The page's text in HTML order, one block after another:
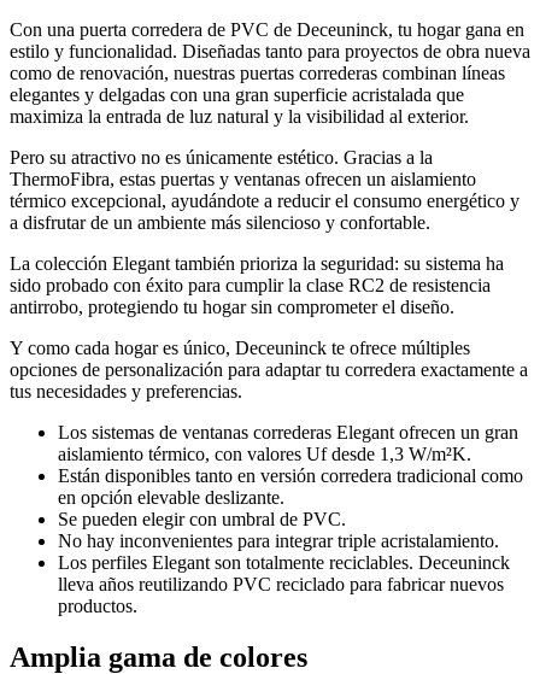
Con una puerta corredera de PVC de Deceuninck, tu hogar gana en
estilo y funcionalidad. Diseñadas tanto para proyectos de obra nueva
como de renovación, nuestras puertas correderas combinan líneas
elegantes y delgadas con una gran superficie acristalada que
maximiza la entrada de luz natural y la visibilidad al exterior.
Pero su atractivo no es únicamente estético. Gracias a la
ThermoFibra, estas puertas y ventanas ofrecen un aislamiento
térmico excepcional, ayudándote a reducir el consumo energético y
a disfrutar de un ambiente más silencioso y confortable.
La colección Elegant también prioriza la seguridad: su sistema ha
sido probado con éxito para cumplir la clase RC2 de resistencia
antirrobo, protegiendo tu hogar sin comprometer el diseño.
Y como cada hogar es único, Deceuninck te ofrece múltiples
opciones de personalización para adaptar tu corredera exactamente a
tus necesidades y preferencias.
Los sistemas de ventanas correderas Elegant ofrecen un gran
aislamiento térmico, con valores Uf desde 1,3 W/m²K.
Están disponibles tanto en versión corredera tradicional como
en opción elevable deslizante.
Se pueden elegir con umbral de PVC.
No hay inconvenientes para integrar triple acristalamiento.
Los perfiles Elegant son totalmente reciclables. Deceuninck
lleva años reutilizando PVC reciclado para fabricar nuevos
productos.
Amplia gama de colores